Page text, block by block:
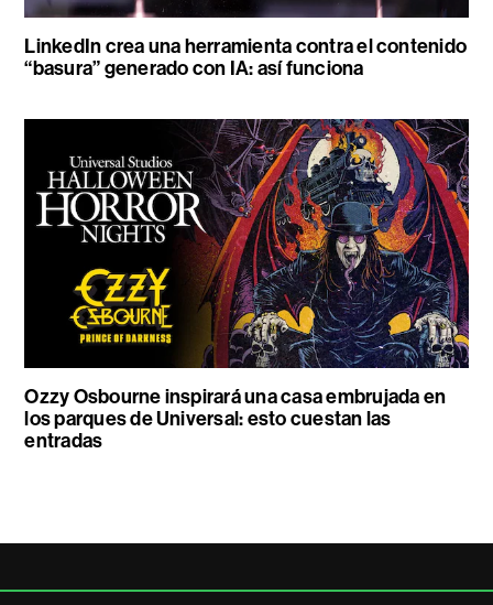
LinkedIn crea una herramienta contra el contenido
“basura” generado con IA: así funciona
Ozzy Osbourne inspirará una casa embrujada en
los parques de Universal: esto cuestan las
entradas